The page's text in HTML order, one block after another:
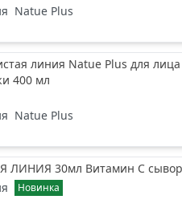
Natue Plus
линия Natue Plus для лица
400 мл
Natue Plus
ЛИНИЯ 30мл Витамин С
Новинка